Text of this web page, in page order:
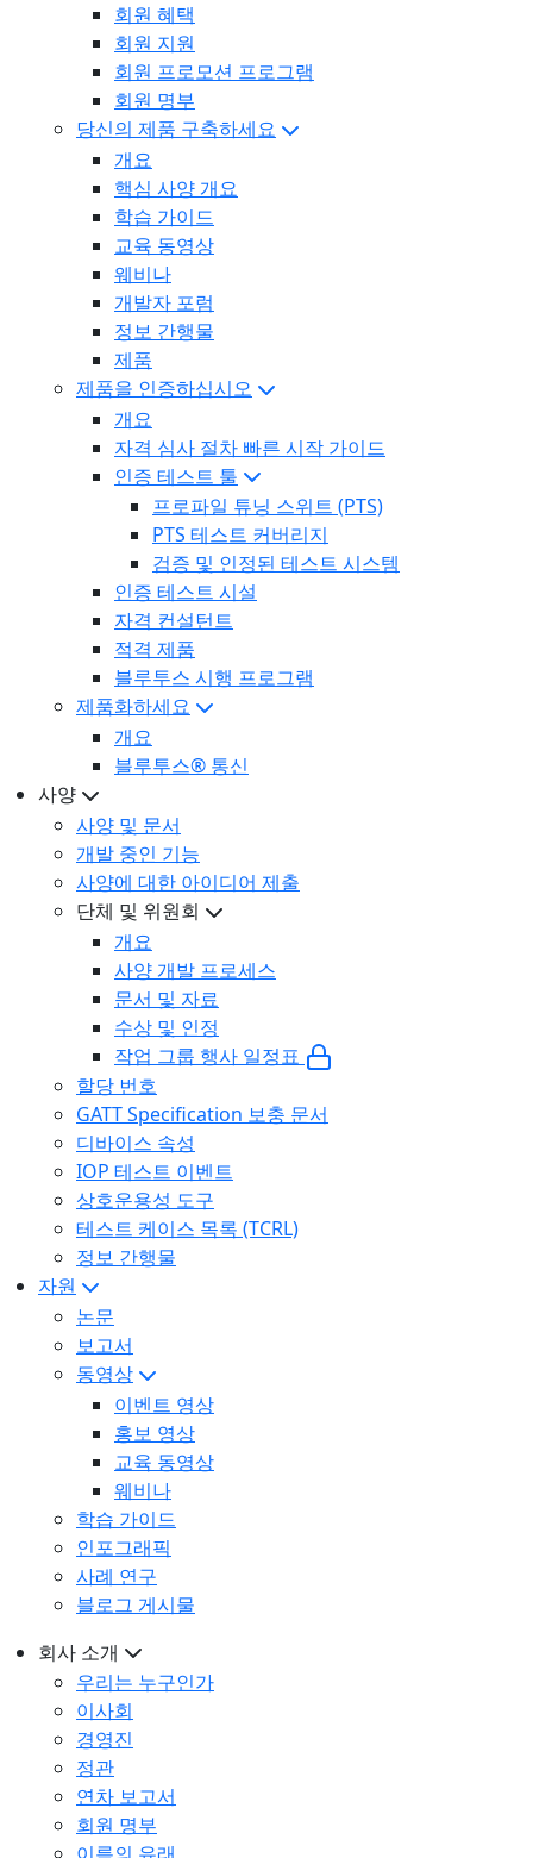
회원 혜택
회원 지원
회원 프로모션 프로그램
회원 명부
당신의 제품 구축하세요
개요
핵심 사양 개요
학습 가이드
교육 동영상
웨비나
개발자 포럼
정보 간행물
제품
제품을 인증하십시오
개요
자격 심사 절차 빠른 시작 가이드
인증 테스트 툴
프로파일 튜닝 스위트 (PTS)
PTS 테스트 커버리지
검증 및 인정된 테스트 시스템
인증 테스트 시설
자격 컨설턴트
적격 제품
블루투스 시행 프로그램
제품화하세요
개요
블루투스® 통신
사양
사양 및 문서
개발 중인 기능
사양에 대한 아이디어 제출
단체 및 위원회
개요
사양 개발 프로세스
문서 및 자료
수상 및 인정
작업 그룹 행사 일정표
할당 번호
GATT Specification 보충 문서
디바이스 속성
IOP 테스트 이벤트
상호운용성 도구
테스트 케이스 목록 (TCRL)
정보 간행물
자원
논문
보고서
동영상
이벤트 영상
홍보 영상
교육 동영상
웨비나
학습 가이드
인포그래픽
사례 연구
블로그 게시물
회사 소개
우리는 누구인가
이사회
경영진
정관
연차 보고서
회원 명부